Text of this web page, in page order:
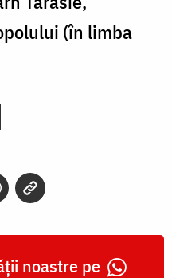
(în limba
noastre pe